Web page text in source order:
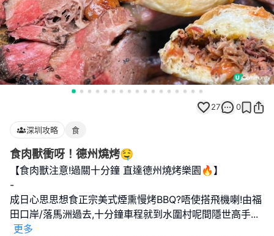
27 0
深圳攻略 食
食肉獸衝呀！德州燒烤🤤
【食肉獸注意!過關十分鐘 直達德州燒烤樂園🔥】
-
成日心思思想食正宗美式煙熏慢烤BBQ?唔使搭飛機喇!由福
田口岸/落馬洲過去,十分鐘車程就到水圍村呢間隱世高手...
更多